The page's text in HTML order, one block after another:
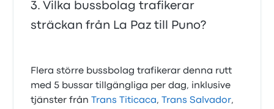
Vilka bussbolag trafikerar
sträckan från La Paz till Puno?
Flera större bussbolag trafikerar denna rutt
med 5 bussar tillgängliga per dag, inklusive
tjänster från
Trans Titicaca, Trans Salvador,